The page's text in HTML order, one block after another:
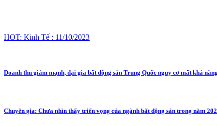
HOT: Kinh Tế : 11/10/2023
Doanh thu giảm mạnh, đại gia bất động sản Trung Quốc nguy cơ mất khả
Chuyên gia: Chưa nhìn thấy triển vọng của ngành bất động sản trong năm